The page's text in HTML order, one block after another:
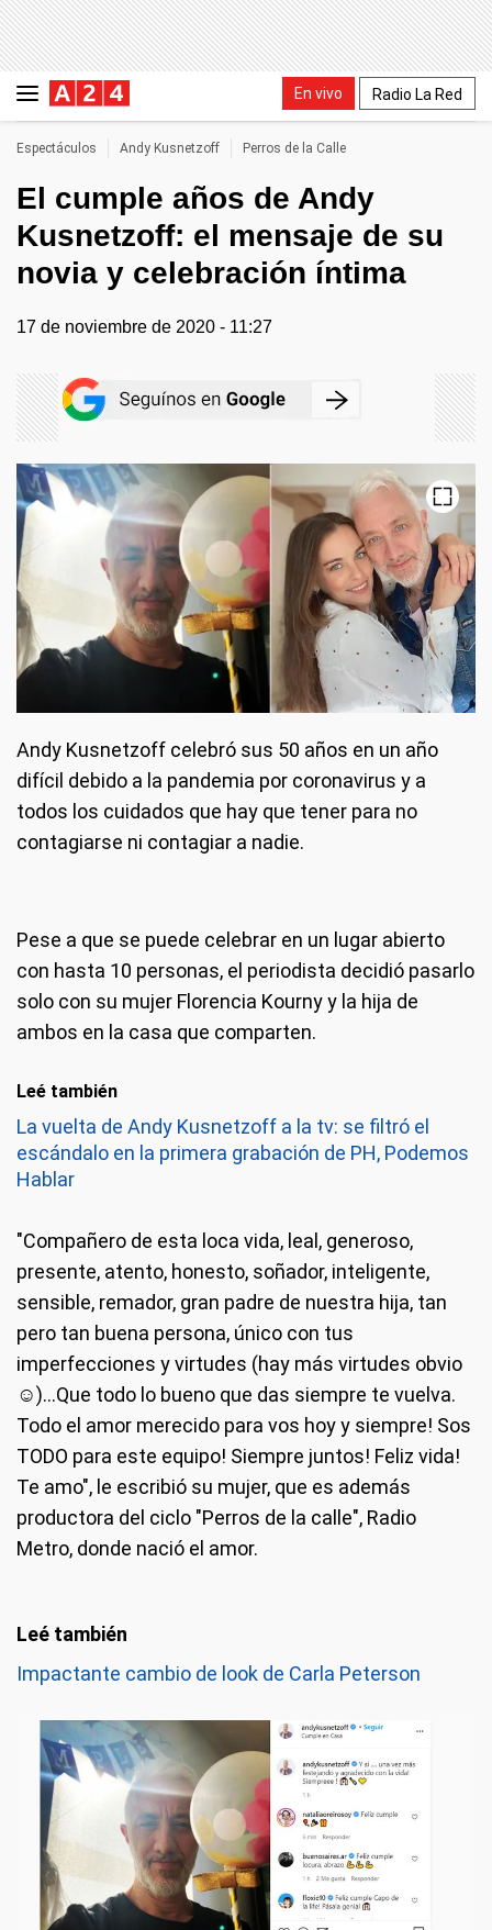
En vivo Radio La Red
Espectáculos Andy Kusnetzoff Perros de la Calle
El cumple años de Andy
Kusnetzoff: el mensaje de su
novia y celebración íntima
17 de noviembre de 2020 - 11:27
Andy Kusnetzoff celebró sus 50 años en un año
difícil debido a la pandemia por coronavirus y a
todos los cuidados que hay que tener para no
contagiarse ni contagiar a nadie.
Pese a que se puede celebrar en un lugar abierto
con hasta 10 personas, el periodista decidió pasarlo
solo con su mujer Florencia Kourny y la hija de
ambos en la casa que comparten.
Leé también
La vuelta de Andy Kusnetzoff a la tv: se filtró el
escándalo en la primera grabación de PH, Podemos
Hablar
"Compañero de esta loca vida, leal, generoso,
presente, atento, honesto, soñador, inteligente,
sensible, remador, gran padre de nuestra hija, tan
pero tan buena persona, único con tus
imperfecciones y virtudes (hay más virtudes obvio
☺️)...Que todo lo bueno que das siempre te vuelva.
Todo el amor merecido para vos hoy y siempre! Sos
TODO para este equipo! Siempre juntos! Feliz vida!
Te amo", le escribió su mujer, que es además
productora del ciclo "Perros de la calle", Radio
Metro, donde nació el amor.
Impactante cambio de look de Carla Peterson